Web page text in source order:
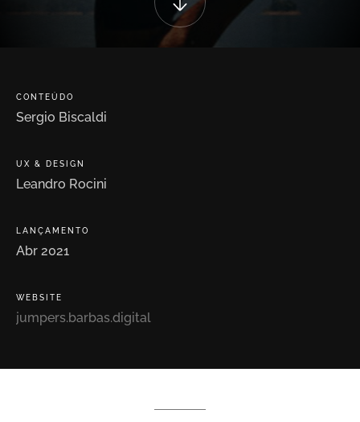
CONTEÚDO
Sergio Biscaldi
UX & DESIGN
Leandro Rocini
LANÇAMENTO
Abr 2021
WEBSITE
jumpers.barbas.digital